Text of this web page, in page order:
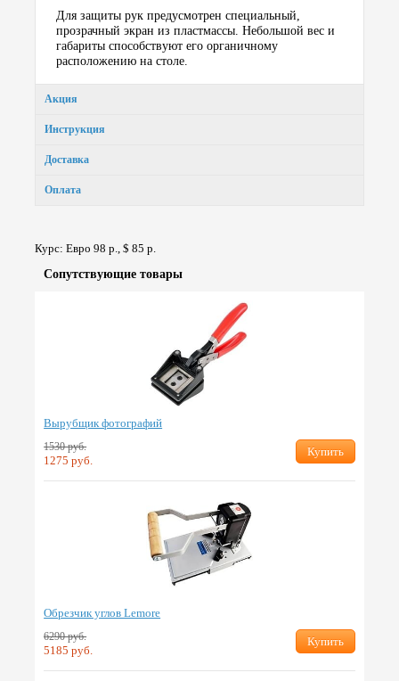
Для защиты рук предусмотрен специальный,
прозрачный экран из пластмассы. Небольшой вес и
габариты способствуют его органичному
расположению на столе.
Акция
Инструкция
Доставка
Оплата
Курс: Евро 98 р., $ 85 р.
Сопут­ствую­щие товары
Вырубщик фотографий
1530 руб.
1275 руб.
Купить
Обрезчик углов Lemore
6290 руб.
5185 руб.
Купить